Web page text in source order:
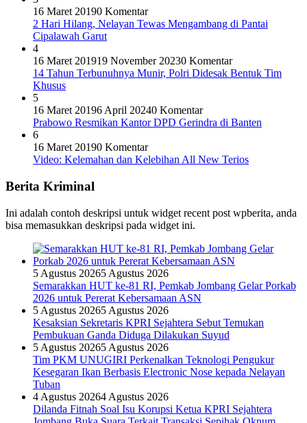
16 Maret 20190 Komentar
2 Hari Hilang, Nelayan Tewas Mengambang di Pantai
Cipalawah Garut
4
16 Maret 201919 November 20230 Komentar
14 Tahun Terbunuhnya Munir, Polri Didesak Bentuk Tim
Khusus
5
16 Maret 20196 April 20240 Komentar
Prabowo Resmikan Kantor DPD Gerindra di Banten
6
16 Maret 20190 Komentar
Video: Kelemahan dan Kelebihan All New Terios
Berita Kriminal
Ini adalah contoh deskripsi untuk widget recent post wpberita, anda
bisa memasukkan deskripsi pada widget ini.
5 Agustus 20265 Agustus 2026
Semarakkan HUT ke-81 RI, Pemkab Jombang Gelar Porkab
2026 untuk Pererat Kebersamaan ASN
5 Agustus 20265 Agustus 2026
Kesaksian Sekretaris KPRI Sejahtera Sebut Temukan
Pembukuan Ganda Diduga Dilakukan Suyud
5 Agustus 20265 Agustus 2026
Tim PKM UNUGIRI Perkenalkan Teknologi Pengukur
Kesegaran Ikan Berbasis Electronic Nose kepada Nelayan
Tuban
4 Agustus 20264 Agustus 2026
Dilanda Fitnah Soal Isu Korupsi Ketua KPRI Sejahtera